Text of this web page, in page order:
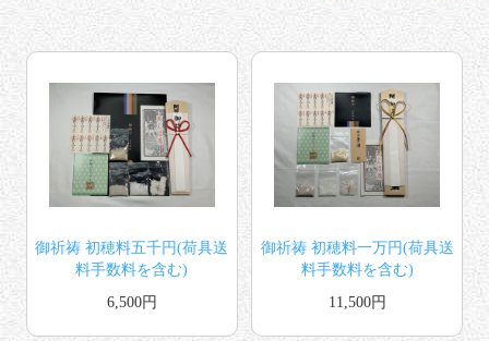
御祈祷 初穂料五千円(荷具送
料手数料を含む)
6,500円
御祈祷 初穂料一万円(荷具送
料手数料を含む)
11,500円